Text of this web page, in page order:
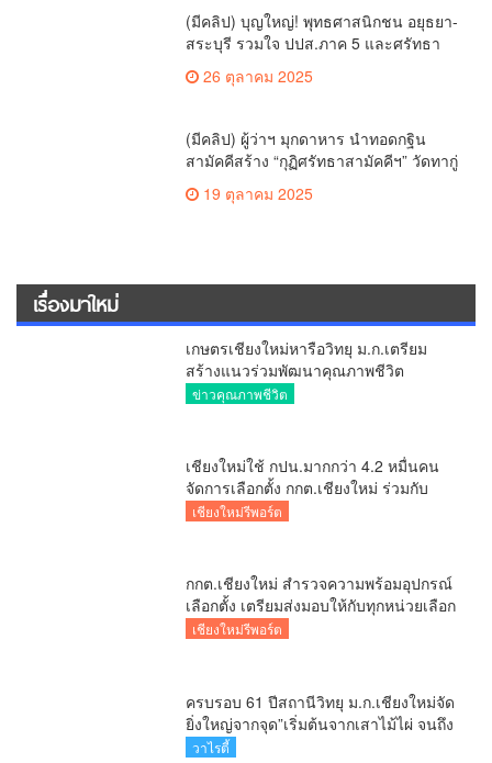
เผาทำลายยาเสพติดทิ้งทันทีหากจับได้
(มีคลิป) บุญใหญ่! พุทธศาสนิกชน อยุธยา-
สระบุรี รวมใจ ปปส.ภาค 5 และศรัทธา
เชียงใหม่ ทอดกฐินสามัคคี วัดร้องอ้อ
26 ตุลาคม 2025
(มีคลิป) ผู้ว่าฯ มุกดาหาร นำทอดกฐิน
สามัคคีสร้าง “กุฏิศรัทธาสามัคคีฯ” วัดทากู่
แก้วลำพูน ยอดปัจจัย 5 แสนกว่าบาท
19 ตุลาคม 2025
เรื่องมาใหม่
เกษตรเชียงใหม่หารือวิทยุ ม.ก.เตรียม
สร้างแนวร่วมพัฒนาคุณภาพชีวิต
เกษตรกร สื่อสารข้อมูลถูกต้องขับเคลื่อน
ข่าวคุณภาพชีวิต
เชียงใหม่ใช้ กปน.มากกว่า 4.2 หมื่นคน
จัดการเลือกตั้ง กกต.เชียงใหม่ ร่วมกับ
นายอำเภอหางดง ตรวจความเรียบร้อย
เชียงใหม่รีพอร์ต
กกต.เชียงใหม่ สำรวจความพร้อมอุปกรณ์
เลือกตั้ง เตรียมส่งมอบให้กับทุกหน่วยเลือก
ตั้งในวันพรุ่งนี้
เชียงใหม่รีพอร์ต
ครบรอบ 61 ปีสถานีวิทยุ ม.ก.เชียงใหม่จัด
ยิ่งใหญ่จากจุด”เริ่มต้นจากเสาไม้ไผ่ จนถึง
วันที่มี KURplus ในวันนี้”
วาไรตี้